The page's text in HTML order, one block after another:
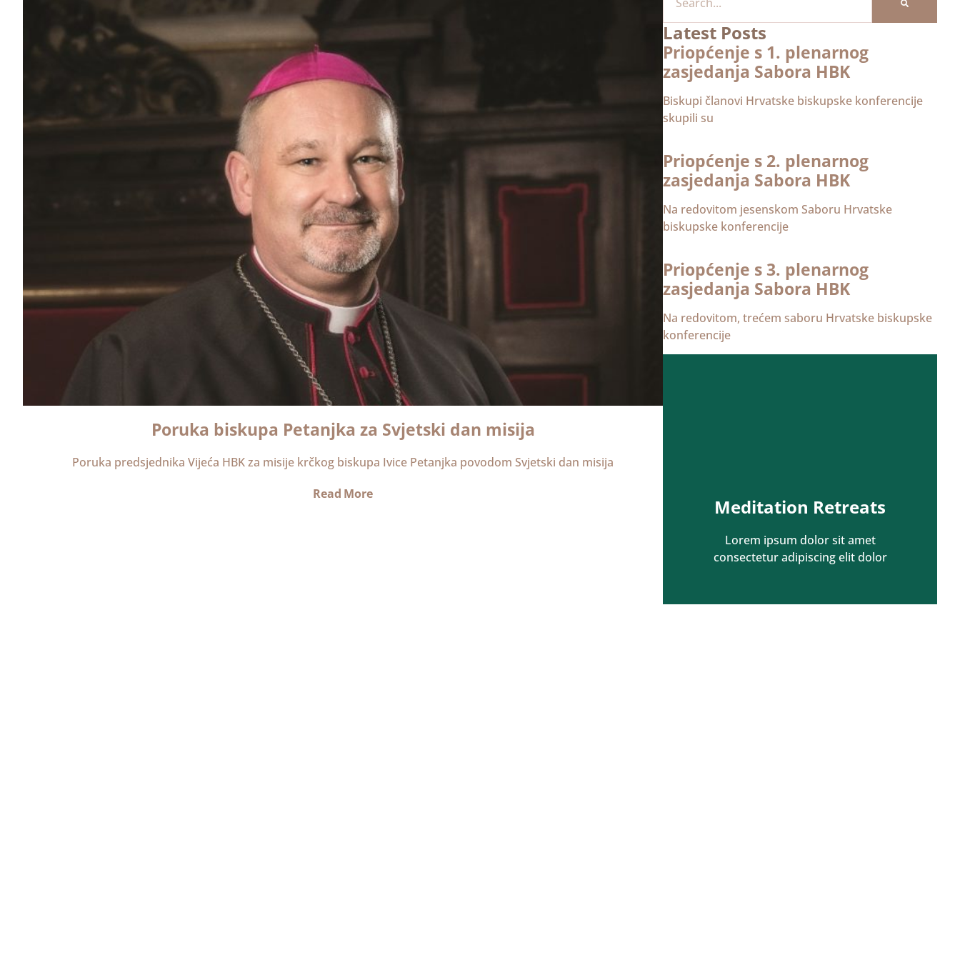
Poruka biskupa Petanjka za Svjetski dan misija
Poruka predsjednika Vijeća HBK za misije krčkog biskupa Ivice Petanjka povodom Svjetski dan misija
Read More
Latest Posts
Priopćenje s 1. plenarnog
zasjedanja Sabora HBK
Biskupi članovi Hrvatske biskupske konferencije
skupili su
Priopćenje s 2. plenarnog
zasjedanja Sabora HBK
Na redovitom jesenskom Saboru Hrvatske
biskupske konferencije
Priopćenje s 3. plenarnog
zasjedanja Sabora HBK
Na redovitom, trećem saboru Hrvatske biskupske
konferencije
Meditation Retreats
Lorem ipsum dolor sit amet
consectetur adipiscing elit dolor